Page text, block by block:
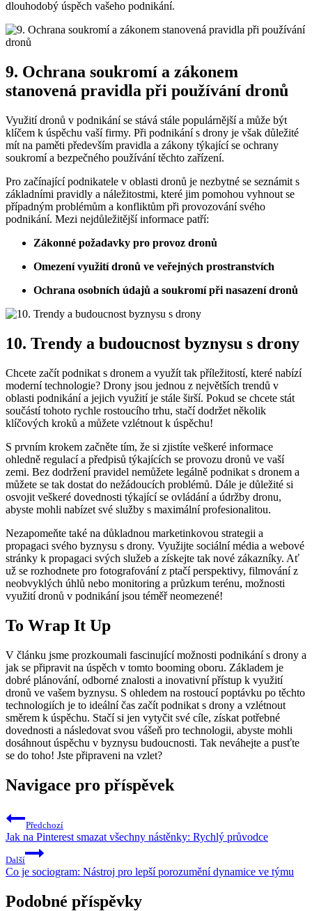
dlouhodobý úspěch vašeho podnikání.
9. Ochrana soukromí a zákonem
stanovená pravidla při používání dronů
Využití dronů v podnikání se stává stále populárnější a může být
klíčem k úspěchu vaší firmy. Při podnikání s drony je však důležité
mít na paměti především pravidla a zákony týkající se ochrany
soukromí a bezpečného používání těchto zařízení.
Pro začínající podnikatele v oblasti dronů je nezbytné se seznámit s
základními pravidly a náležitostmi, které jim pomohou vyhnout se
případným problémům a konfliktům při provozování svého
podnikání. Mezi nejdůležitější informace patří:
Zákonné požadavky pro provoz dronů
Omezení využití dronů ve veřejných prostranstvích
Ochrana osobních údajů a soukromí při nasazení dronů
10. Trendy a budoucnost byznysu s drony
Chcete začít podnikat s dronem a využít tak příležitostí, které nabízí
moderní technologie? Drony jsou jednou z největších trendů v
oblasti podnikání a jejich využití je stále širší. Pokud se chcete stát
součástí tohoto rychle rostoucího trhu, stačí dodržet několik
klíčových kroků a můžete vzlétnout k úspěchu!
S prvním krokem začněte tím, že si zjistíte veškeré informace
ohledně regulací a předpisů týkajících se provozu dronů ve vaší
zemi. Bez dodržení pravidel nemůžete legálně podnikat s dronem a
můžete se tak dostat do nežádoucích problémů. Dále je důležité si
osvojit veškeré dovednosti týkající se ovládání a údržby dronu,
abyste mohli nabízet své služby s maximální profesionalitou.
Nezapomeňte také na důkladnou marketinkovou strategii a
propagaci svého byznysu s drony. Využijte sociální média a webové
stránky k propagaci svých služeb a získejte tak nové zákazníky. Ať
už se rozhodnete pro fotografování z ptačí perspektivy, filmování z
neobvyklých úhlů nebo monitoring a průzkum terénu, možnosti
využití dronů v podnikání jsou téměř neomezené!
To Wrap It Up
V článku jsme prozkoumali fascinující možnosti podnikání s drony a
jak se připravit na úspěch v tomto booming oboru. Základem je
dobré plánování, odborné znalosti a inovativní přístup k využití
dronů ve vašem byznysu. S ohledem na rostoucí poptávku po těchto
technologiích je to ideální čas začít podnikat s drony a vzlétnout
směrem k úspěchu. Stačí si jen vytyčit své cíle, získat potřebné
dovednosti a následovat svou vášeň pro technologii, abyste mohli
dosáhnout úspěchu v byznysu budoucnosti. Tak neváhejte a pusťte
se do toho! Jste připraveni na vzlet?
Navigace pro příspěvek
Předchozí
Jak na Pinterest smazat všechny nástěnky: Rychlý průvodce
Další
Co je sociogram: Nástroj pro lepší porozumění dynamice ve týmu
Podobné příspěvky